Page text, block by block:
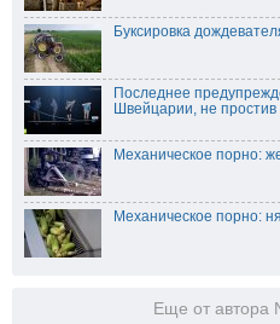
Буксировка
Последнее
Швейцарии, не простив
Механическое порно:
Механическое порно:
Еще от автора